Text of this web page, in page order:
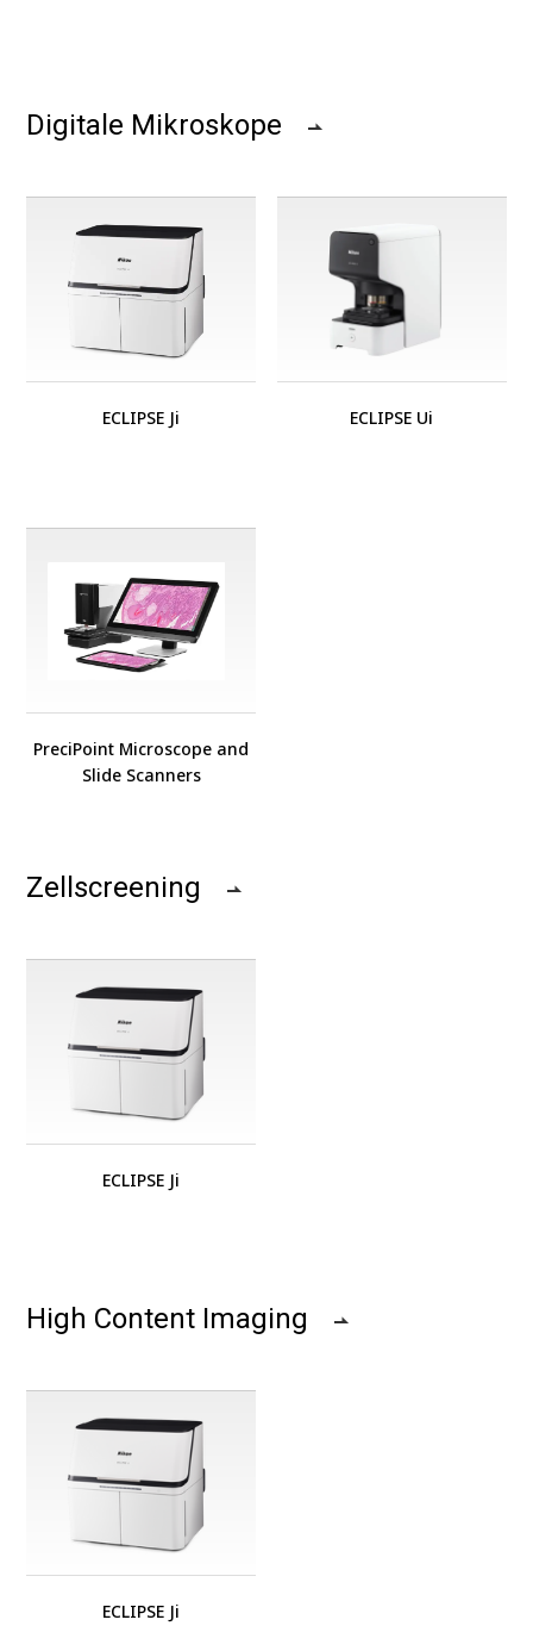
Digitale Mikroskope
ECLIPSE Ji ECLIPSE Ui
PreciPoint Microscope and
Slide Scanners
Zellscreening
ECLIPSE Ji
High Content Imaging
ECLIPSE Ji